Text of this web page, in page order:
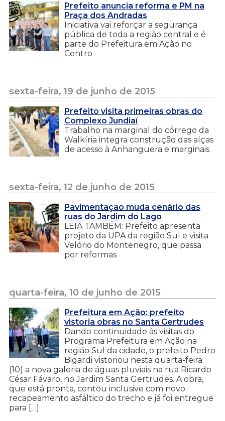
Prefeito anuncia reforma e PM na
Praça dos Andradas
Iniciativa vai reforçar a segurança
pública de toda a região central e é
parte do Prefeitura em Ação no
Centro
sexta-feira, 19 de junho de 2015
Prefeito visita primeiras obras do
Complexo Jundiaí
Trabalho na marginal do córrego da
Walkíria integra construção das alças
de acesso à Anhanguera e marginais
sexta-feira, 12 de junho de 2015
Pavimentação muda cenário das
ruas do Jardim do Lago
LEIA TAMBÉM: Prefeito apresenta
projeto da UPA da região Sul e visita
Velório do Montenegro, que passa
por reformas
quarta-feira, 10 de junho de 2015
Prefeitura em Ação: prefeito
vistoria obras no Santa Gertrudes
Dando continuidade às visitas do
Programa Prefeitura em Ação na
região Sul da cidade, o prefeito Pedro
Bigardi vistoriou nesta quarta-feira
(10) a nova galeria de águas pluviais na rua Ricardo
César Fávaro, no Jardim Santa Gertrudes. A obra,
que está pronta, contou inclusive com novo
recapeamento asfáltico do trecho e já foi entregue
para […]